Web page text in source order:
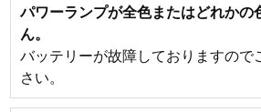
パワーランプが全色またはどれかの
ん。
バッテリーが故障しておりますので
さい。